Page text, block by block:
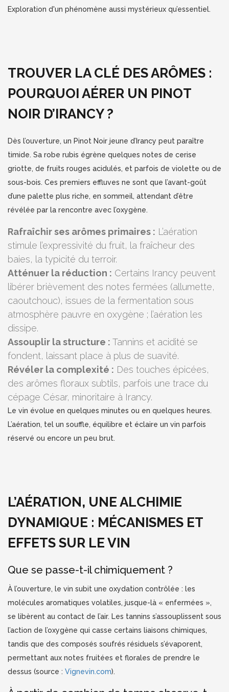
Exploration d'un phénomène aussi mystérieux qu’essentiel.
TROUVER LA CLÉ DES ARÔMES :
POURQUOI AÉRER UN PINOT
NOIR D’IRANCY ?
Dès l’ouverture, un Pinot Noir jeune d’Irancy peut paraître
timide. Sa robe rubis égrène quelques notes de cerise
griotte, de fruits rouges acidulés, et parfois de violette ou de
sous-bois. Ces premiers effluves ne sont que l’avant-goût
d’une palette plus riche, en sommeil, attendant d’être
révélée par la rencontre avec l’oxygène.
Rafraîchir ses arômes primaires : L’aération
stimule l’expressivité du fruit, la fraîcheur des
baies, la typicité du terroir.
Atténuer la réduction : Certains Irancy peuvent
libérer brièvement des notes fermées (allumette,
caoutchouc), issues de la fermentation sous
atmosphère pauvre en oxygène ; l’aération les
dissipe.
Assouplir la structure : Tannins et acidité se
fondent, laissant place à plus de suavité.
Révéler la complexité : Des touches épicées,
des arômes floraux subtils, parfois une trace du
cépage César, minoritaire à Irancy.
Le vin évolue en quelques minutes ou en quelques heures.
L’aération, tel un souffle, équilibre et éclaire un vin parfois
réservé ou encore un peu brut.
L’AÉRATION, UNE ALCHIMIE
DYNAMIQUE : MÉCANISMES ET
EFFETS SUR LE VIN
Que se passe-t-il chimiquement ?
À l’ouverture, le vin subit une oxydation contrôlée : les
molécules aromatiques volatiles, jusque-là « enfermées »,
se libèrent au contact de l’air. Les tannins s’assouplissent sous
l’action de l’oxygène qui casse certains liaisons chimiques,
tandis que des composés soufrés résiduels s’évaporent,
permettant aux notes fruitées et florales de prendre le
dessus (source : Vignevin.com).